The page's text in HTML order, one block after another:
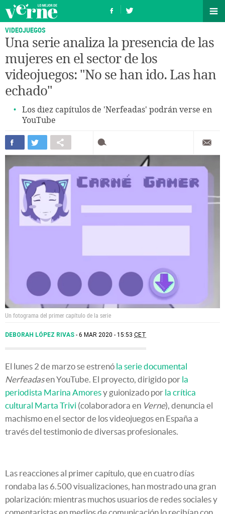
VIDEOJUEGOS
Una serie analiza la presencia de las
mujeres en el sector de los
videojuegos: "No se han ido. Las han
echado"
Los diez capítulos de 'Nerfeadas' podrán verse en
YouTube
Un fotograma del primer capítulo de la serie
DEBORAH LÓPEZ RIVAS 6 MAR 2020 - 15:53 CET
El lunes 2 de marzo se estrenó la serie documental
Nerfeadasen YouTube. El proyecto, dirigido por la
periodista Marina Amoresy guionizado por la crítica
cultural Marta Trivi (colaboradora en Verne), denuncia el
machismo en el sector de los videojuegos en España a
través del testimonio de diversas profesionales.
Las reacciones al primer capítulo, que en cuatro días
rondaba las 6.500 visualizaciones, han mostrado una gran
polarización: mientras muchos usuarios de redes sociales y